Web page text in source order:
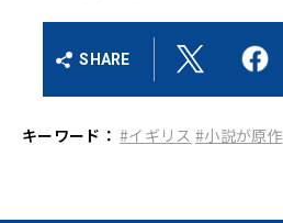
SHARE
キーワード： #イギリス #小説が原作